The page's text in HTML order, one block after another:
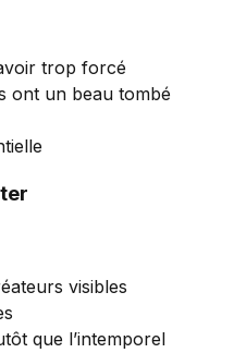
trop forcé
ont un beau tombé
visibles
que l’intemporel